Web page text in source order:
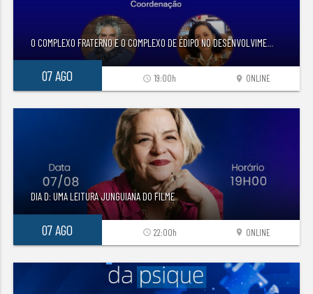
O COMPLEXO FRATERNO E O COMPLEXO DE ÉDIPO NO DESENVOLVIME...
07 AGO location_on ONLINE
access_time 19:00h
DIA D: UMA LEITURA JUNGUIANA DO FILME
07 AGO location_on ONLINE
access_time 22:00h